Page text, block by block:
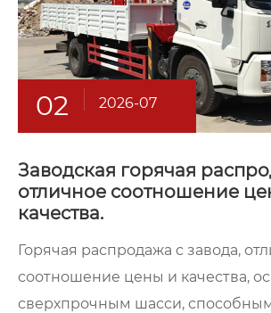
02 2026-07
Заводская горячая
отличное соотношение
качества.
Горячая распродажа с завода,
соотношение цены и качества,
сверхпрочным шасси,